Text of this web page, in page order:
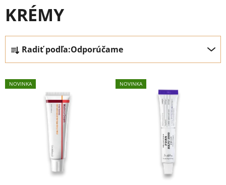
KRÉMY
B
o
č
n
ý
R
a
d
e
n
Radiť podľa:Odporúčame
V
ý
NOVINKA NOVINKA